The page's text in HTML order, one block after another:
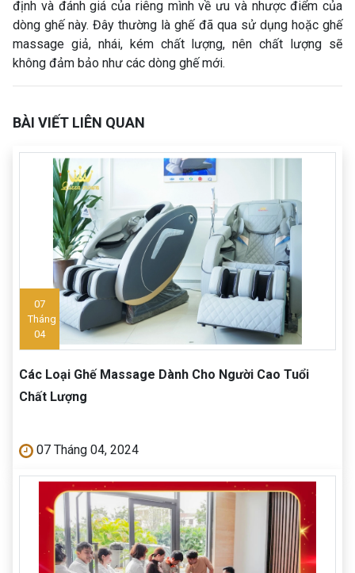
định và đánh giá của riêng mình về ưu và nhược điểm của
dòng ghế này. Đây thường là ghế đã qua sử dụng hoặc ghế
massage giả, nhái, kém chất lượng, nên chất lượng sẽ
không đảm bảo như các dòng ghế mới.
BÀI VIẾT LIÊN QUAN
07
Tháng
04
Các Loại Ghế Massage Dành Cho Người Cao Tuổi
Chất Lượng
07 Tháng 04, 2024